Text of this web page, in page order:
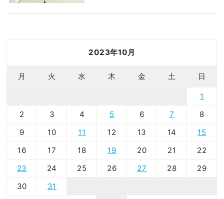
2023年10月
月 火 水 木 金 土 日
1
2
3 4 5 6 7
8
9
10 11 12 13 14
15
16
17 18 19 20 21
22
23
24 25 26 27 28
29
30
31